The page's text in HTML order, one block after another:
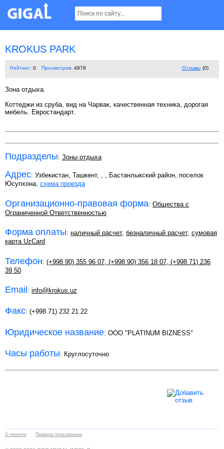
KROKUS PARK
Рейтинг: 0 Просмотров: 4978 Отзывы (0)
Зона отдыха.
Коттеджи из сруба, вид на Чарвак, качественная техника, дорогая
мебель. Евростандарт.
Подразделы: Зоны отдыха
Адрес: Узбекистан, Ташкент, , , Бастанлыкский район, поселок
Юсупхона, схема проезда
Организационно-правовая форма: Общества с
Ограниченной Ответственностью
Форма оплаты: наличный расчет, безналичный расчет, сумовая
карта UzCard
Телефон: (+998 90) 355 96 07 (+998 90) 356 18 07 (+998 71) 236
39 50
Email : info@krokus.uz
Факс: (+998 71) 232 21 22
Юридическое название: ООО "PLATINUM BIZNESS"
Часы работы: Круглосуточно
О проекте Правила пользования